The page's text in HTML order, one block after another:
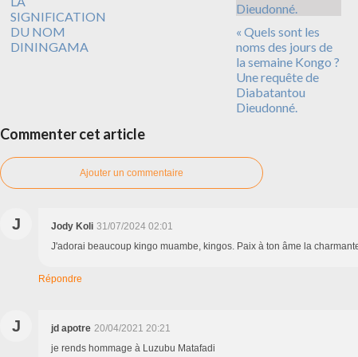
SIGNIFICATION
DU NOM
DININGAMA
« Quels sont les
noms des jours de
la semaine Kongo ?
Une requête de
Diabatantou
Dieudonné.
Commenter cet article
Ajouter un commentaire
J Jody Koli 31/07/2024 02:01
J'adorai beaucoup kingo muambe, kingos. Paix à ton âme la
Répondre
J jd apotre 20/04/2021 20:21
je rends hommage à Luzubu Matafadi